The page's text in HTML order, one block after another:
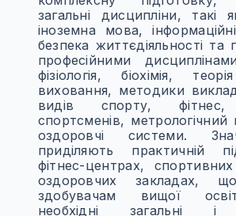
загальні дисципліни, такі
іноземна мова,
безпека життєдіяльності та
професійними
фізіологія, біохімія,
виховання, методики
видів спорту, фітнес,
спортсменів, метрологічний
оздоровчі системи.
приділяють практичній
фітнес-центрах,
оздоровчих закладах,
здобувачам вищої
необхідні загальні і